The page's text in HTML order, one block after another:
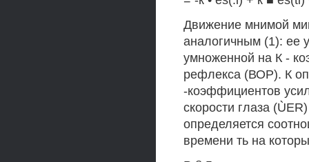
Движение мнимой
аналогичным (1): ее
умноженной на К -
рефлекса (ВОР). К
-коэффициентов
скорости глаза
определяется
времени ть на